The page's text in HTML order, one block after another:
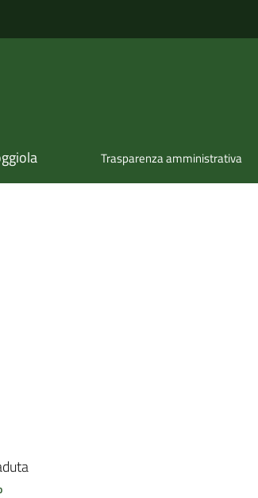
Trasparenza amministrativa